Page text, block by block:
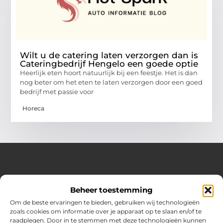
Beheer toestemming
Om de beste ervaringen te bieden, gebruiken wij technologieën
zoals cookies om informatie over je apparaat op te slaan en/of te
raadplegen. Door in te stemmen met deze technologieën kunnen
Wilt u de catering laten verzorgen dan is
Cateringbedrijf Hengelo een goede optie
Heerlijk eten hoort natuurlijk bij een feestje. Het is dan
nog beter om het eten te laten verzorgen door een goed
bedrijf met passie voor
Horeca
Jouw bron voor inspiratie en praktische tips voor het
dagelijks leven.
Verken een gevarieerde selectie blogs en artikelen boordevol
handige adviezen en verrassende inzichten om elke dag